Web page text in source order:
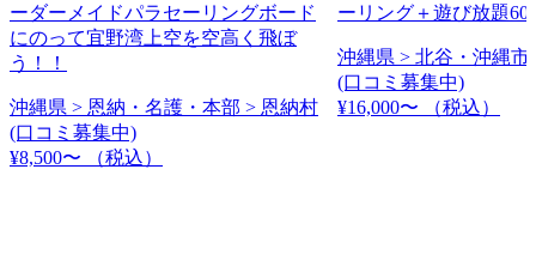
ーダーメイドパラセーリングボード
にのって宜野湾上空を空高く飛ぼ
う！！
沖縄県 > 恩納・名護・本部 > 恩納村
(口コミ募集中)
¥8,500〜
（税込）
ーリング＋遊び放題60
沖縄県 > 北谷・沖縄市
(口コミ募集中)
¥16,000〜
（税込）